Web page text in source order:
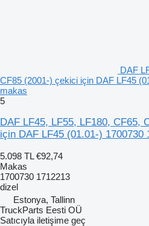
DAF
CF85 (2001-) çekici için DAF LF45
makas
5
DAF LF45, LF55, LF180, CF65,
için DAF LF45 (01.01-) 1700730
5.098 TL €92,74
Makas
1700730 1712213
dizel
Estonya, Tallinn
TruckParts Eesti OÜ
Satıcıyla iletişime geç